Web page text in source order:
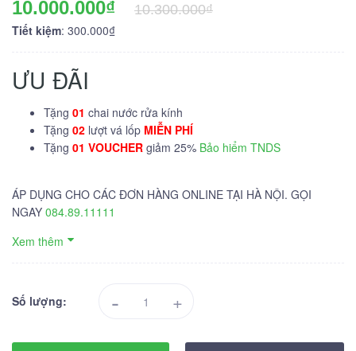
10.000.000₫
10.300.000₫
Tiết kiệm: 300.000₫
ƯU ĐÃI
Tặng 01 chai nước rửa kính
Tặng 02 lượt vá lốp MIỄN PHÍ
Tặng 01 VOUCHER giảm 25% Bảo hiểm TNDS
ÁP DỤNG CHO CÁC ĐƠN HÀNG ONLINE TẠI HÀ NỘI. GỌI
NGAY 084.89.11111
Xem thêm
Số lượng: - +